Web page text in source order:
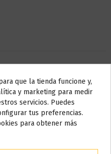
Do not show again.
unos días
que la tienda funcione y,
y marketing para medir
servicios. Puedes
tus preferencias.
para obtener más